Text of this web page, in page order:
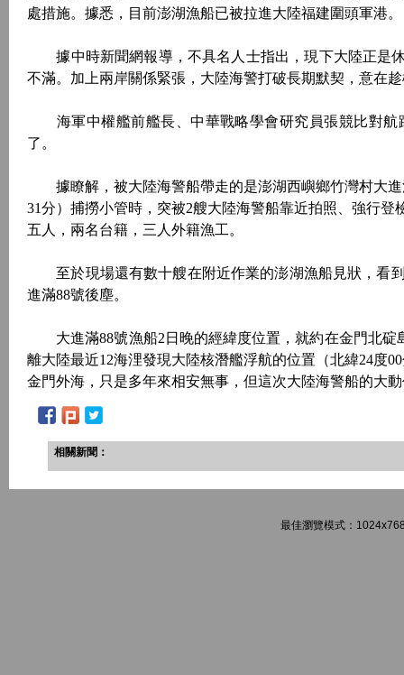
處措施。據悉，目前澎湖漁船已被拉進大陸福建圍頭軍港。
據中時新聞網報導，不具名人士指出，現下大陸正是休
不滿。加上兩岸關係緊張，大陸海警打破長期默契，意在
海軍中權艦前艦長、中華戰略學會研究員張競比對航
了。
據瞭解，被大陸海警船帶走的是澎湖西嶼鄉竹灣村大進
31分）捕撈小管時，突被2艘大陸海警船靠近拍照、強行
五人，兩名台籍，三人外籍漁工。
至於現場還有數十艘在附近作業的澎湖漁船見狀，看
進滿88號後塵。
大進滿88號漁船2日晚的經緯度位置，就約在金門北碇
離大陸最近12海浬發現大陸核潛艦浮航的位置（北緯24度
金門外海，只是多年來相安無事，但這次大陸海警船的大
相關新聞：
最佳瀏覽模式：